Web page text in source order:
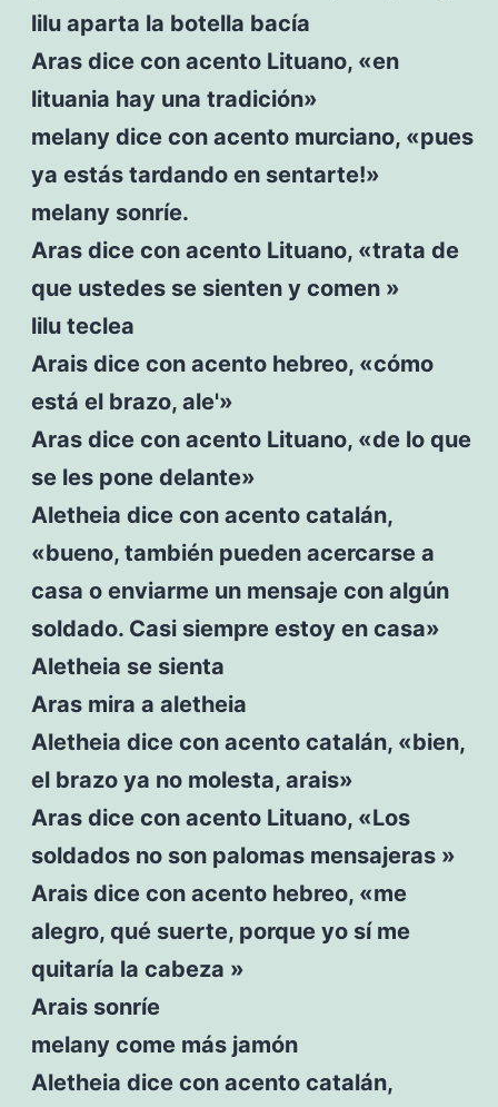
lilu aparta la botella bacía
Aras dice con acento Lituano, «en
lituania hay una tradición»
melany dice con acento murciano, «pues
ya estás tardando en sentarte!»
melany sonríe.
Aras dice con acento Lituano, «trata de
que ustedes se sienten y comen »
lilu teclea
Arais dice con acento hebreo, «cómo
está el brazo, ale'»
Aras dice con acento Lituano, «de lo que
se les pone delante»
Aletheia dice con acento catalán,
«bueno, también pueden acercarse a
casa o enviarme un mensaje con algún
soldado. Casi siempre estoy en casa»
Aletheia se sienta
Aras mira a aletheia
Aletheia dice con acento catalán, «bien,
el brazo ya no molesta, arais»
Aras dice con acento Lituano, «Los
soldados no son palomas mensajeras »
Arais dice con acento hebreo, «me
alegro, qué suerte, porque yo sí me
quitaría la cabeza »
Arais sonríe
melany come más jamón
Aletheia dice con acento catalán,